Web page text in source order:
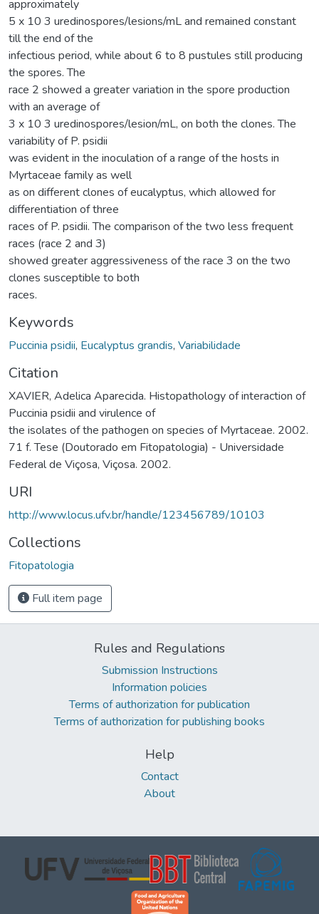
approximately
5 x 10 3 uredinospores/lesions/mL and remained constant
till the end of the
infectious period, while about 6 to 8 pustules still producing
the spores. The
race 2 showed a greater variation in the spore production
with an average of
3 x 10 3 uredinospores/lesion/mL, on both the clones. The
variability of P. psidii
was evident in the inoculation of a range of the hosts in
Myrtaceae family as well
as on different clones of eucalyptus, which allowed for
differentiation of three
races of P. psidii. The comparison of the two less frequent
races (race 2 and 3)
showed greater aggressiveness of the race 3 on the two
clones susceptible to both
races.
Keywords
Puccinia psidii, Eucalyptus grandis, Variabilidade
Citation
XAVIER, Adelica Aparecida. Histopathology of interaction of
Puccinia psidii and virulence of
the isolates of the pathogen on species of Myrtaceae. 2002.
71 f. Tese (Doutorado em Fitopatologia) - Universidade
Federal de Viçosa, Viçosa. 2002.
URI
http://www.locus.ufv.br/handle/123456789/10103
Collections
Fitopatologia
Full item page
Rules and Regulations
Submission Instructions
Information policies
Terms of authorization for publication
Terms of authorization for publishing books
Help
Contact
About